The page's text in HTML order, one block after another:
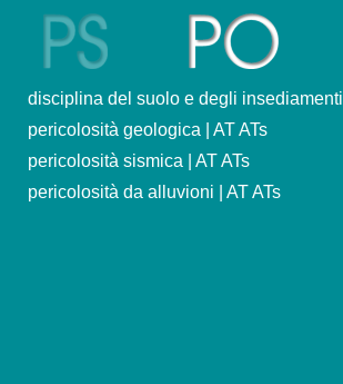
PS POC
disciplina del suolo e degli insediamenti
pericolosità geologica | AT ATs
pericolosità sismica | AT ATs
pericolosità da alluvioni | AT ATs